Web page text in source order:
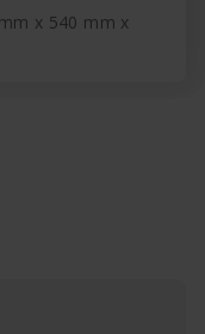
x 540 mm x